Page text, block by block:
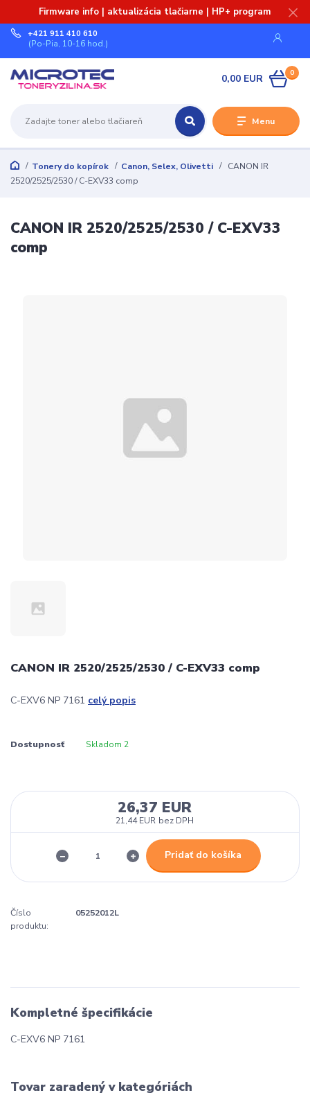
Firmware info | aktualizácia tlačiarne | HP+ program
Menu
+421 911 410 610
(Po-Pia, 10-16 hod.)
0
0,00 EUR
Tonery do kopírok Canon, Selex, Olivetti
CANON IR
2520/2525/2530 / C-EXV33 comp
CANON IR 2520/2525/2530 / C-EXV33
comp
CANON IR 2520/2525/2530 / C-EXV33 comp
C-EXV6 NP 7161 celý popis
Dostupnosť Skladom 2
26,37 EUR
21,44 EUR bez DPH
Pridať do košíka
Číslo
produktu:
05252012L
Kompletné špecifikácie
C-EXV6 NP 7161
Tovar zaradený v kategóriách